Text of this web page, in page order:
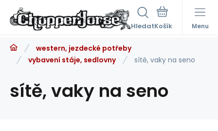
Hledat Menu
western, jezdecké potřeby
vybavení stáje, sedlovny
sítě, vaky na seno
sítě, vaky na seno